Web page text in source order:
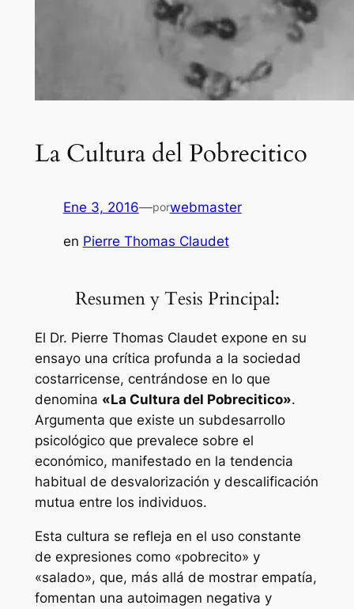
La Cultura del Pobrecitico
Ene 3, 2016—porwebmaster
en Pierre Thomas Claudet
Resumen y Tesis Principal:
El Dr. Pierre Thomas Claudet expone en su
ensayo una crítica profunda a la sociedad
costarricense, centrándose en lo que
denomina «La Cultura del Pobrecitico».
Argumenta que existe un subdesarrollo
psicológico que prevalece sobre el
económico, manifestado en la tendencia
habitual de desvalorización y descalificación
mutua entre los individuos.
Esta cultura se refleja en el uso constante
de expresiones como «pobrecito» y
«salado», que, más allá de mostrar empatía,
fomentan una autoimagen negativa y